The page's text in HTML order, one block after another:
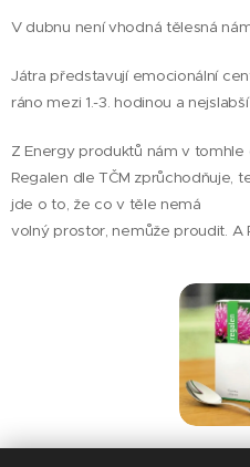
V dubnu není vhodná tělesná
Játra představují emocionální
ráno mezi 1.-3. hodinou a
Z Energy produktů nám v
Regalen dle TČM zprůchodňuje,
jde o to, že co v těle nemá
volný prostor, nemůže proudit. A